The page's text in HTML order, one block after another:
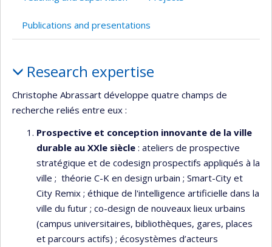
Publications and presentations
Research expertise
Christophe Abrassart développe quatre champs de
recherche reliés entre eux :
Prospective et conception innovante de la ville
durable au XXle siècle : ateliers de prospective
stratégique et de codesign prospectifs appliqués à la
ville ; théorie C-K en design urbain ; Smart-City et
City Remix ; éthique de l'intelligence artificielle dans la
ville du futur ; co-design de nouveaux lieux urbains
(campus universitaires, bibliothèques, gares, places
et parcours actifs) ; écosystèmes d’acteurs